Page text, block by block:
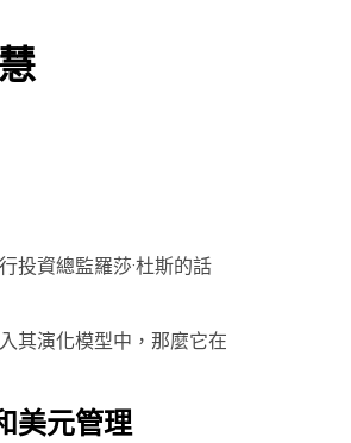
投資總監羅莎·杜斯的話
其演化模型中，那麼它在
美元管理